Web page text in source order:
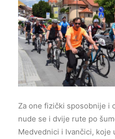
Za one fizički sposobnije i
nude se i dvije rute po
Medvednici i Ivančici, koje